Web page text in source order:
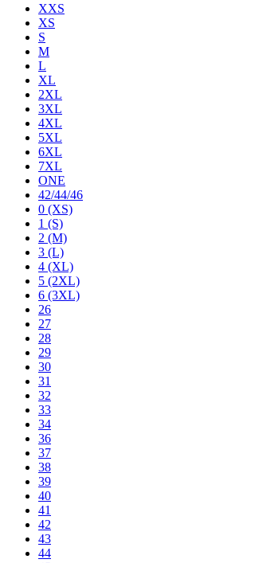
XXS
XS
S
M
L
XL
2XL
3XL
4XL
5XL
6XL
7XL
ONE
42/44/46
0 (XS)
1 (S)
2 (M)
3 (L)
4 (XL)
5 (2XL)
6 (3XL)
26
27
28
29
30
31
32
33
34
36
37
38
39
40
41
42
43
44